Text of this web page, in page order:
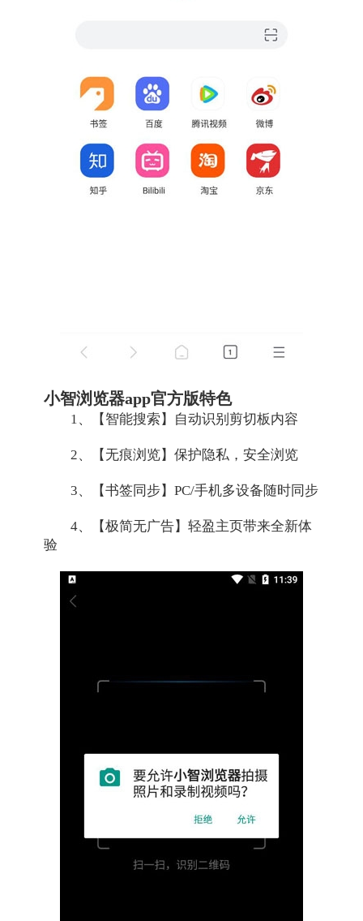
小智浏览器app官方版特色
1、【智能搜索】自动识别剪切板内容
2、【无痕浏览】保护隐私，安全浏览
3、【书签同步】PC/手机多设备随时同步
4、【极简无广告】轻盈主页带来全新体
验